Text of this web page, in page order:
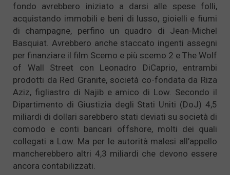
fondo avrebbero iniziato a darsi alle spese folli,
acquistando immobili e beni di lusso, gioielli e fiumi
di champagne, perfino un quadro di Jean-Michel
Basquiat. Avrebbero anche staccato ingenti assegni
per finanziare il film Scemo e più scemo 2 e The Wolf
of Wall Street con Leonadro DiCaprio, entrambi
prodotti da Red Granite, società co-fondata da Riza
Aziz, figliastro di Najib e amico di Low. Secondo il
Dipartimento di Giustizia degli Stati Uniti (DoJ) 4,5
miliardi di dollari sarebbero stati deviati su società di
comodo e conti bancari offshore, molti dei quali
collegati a Low. Ma per le autorità malesi all’appello
mancherebbero altri 4,3 miliardi che devono essere
ancora contabilizzati.